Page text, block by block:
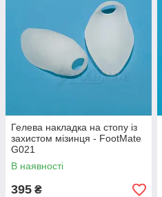
Гелева накладка на стопу із
захистом мізинця - FootMate
G021
В наявності
395 ₴